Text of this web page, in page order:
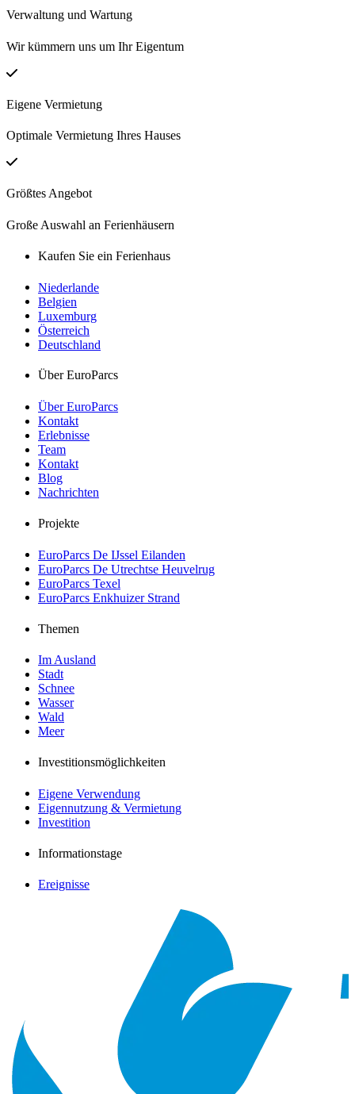
Verwaltung und Wartung
Wir kümmern uns um Ihr Eigentum
Eigene Vermietung
Optimale Vermietung Ihres Hauses
Größtes Angebot
Große Auswahl an Ferienhäusern
Kaufen Sie ein Ferienhaus
Niederlande
Belgien
Luxemburg
Österreich
Deutschland
Über EuroParcs
Über EuroParcs
Kontakt
Erlebnisse
Team
Kontakt
Blog
Nachrichten
Projekte
EuroParcs De IJssel Eilanden
EuroParcs De Utrechtse Heuvelrug
EuroParcs Texel
EuroParcs Enkhuizer Strand
Themen
Im Ausland
Stadt
Schnee
Wasser
Wald
Meer
Investitionsmöglichkeiten
Eigene Verwendung
Eigennutzung & Vermietung
Investition
Informationstage
Ereignisse